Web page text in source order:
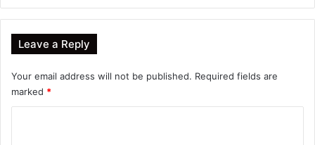
Leave a Reply
Your email address will not be published. Required fields are
marked *